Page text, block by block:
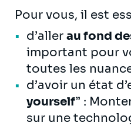
Pour vous, il est
d’aller au fond
important pour
toutes les
d’avoir un état
yourself” :
sur une